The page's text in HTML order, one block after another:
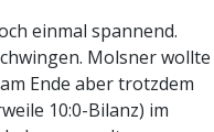
einmal spannend.
Molsner wollte
Ende aber trotzdem
10:0-Bilanz) im